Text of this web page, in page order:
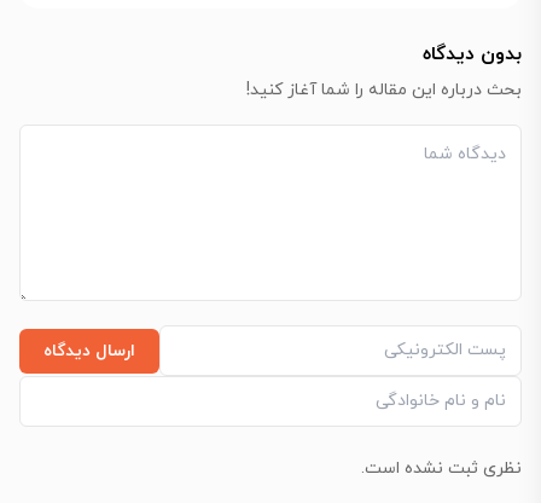
بدون دیدگاه
بحث درباره این مقاله را شما آغاز کنید!
ارسال دیدگاه
نظری ثبت نشده است.